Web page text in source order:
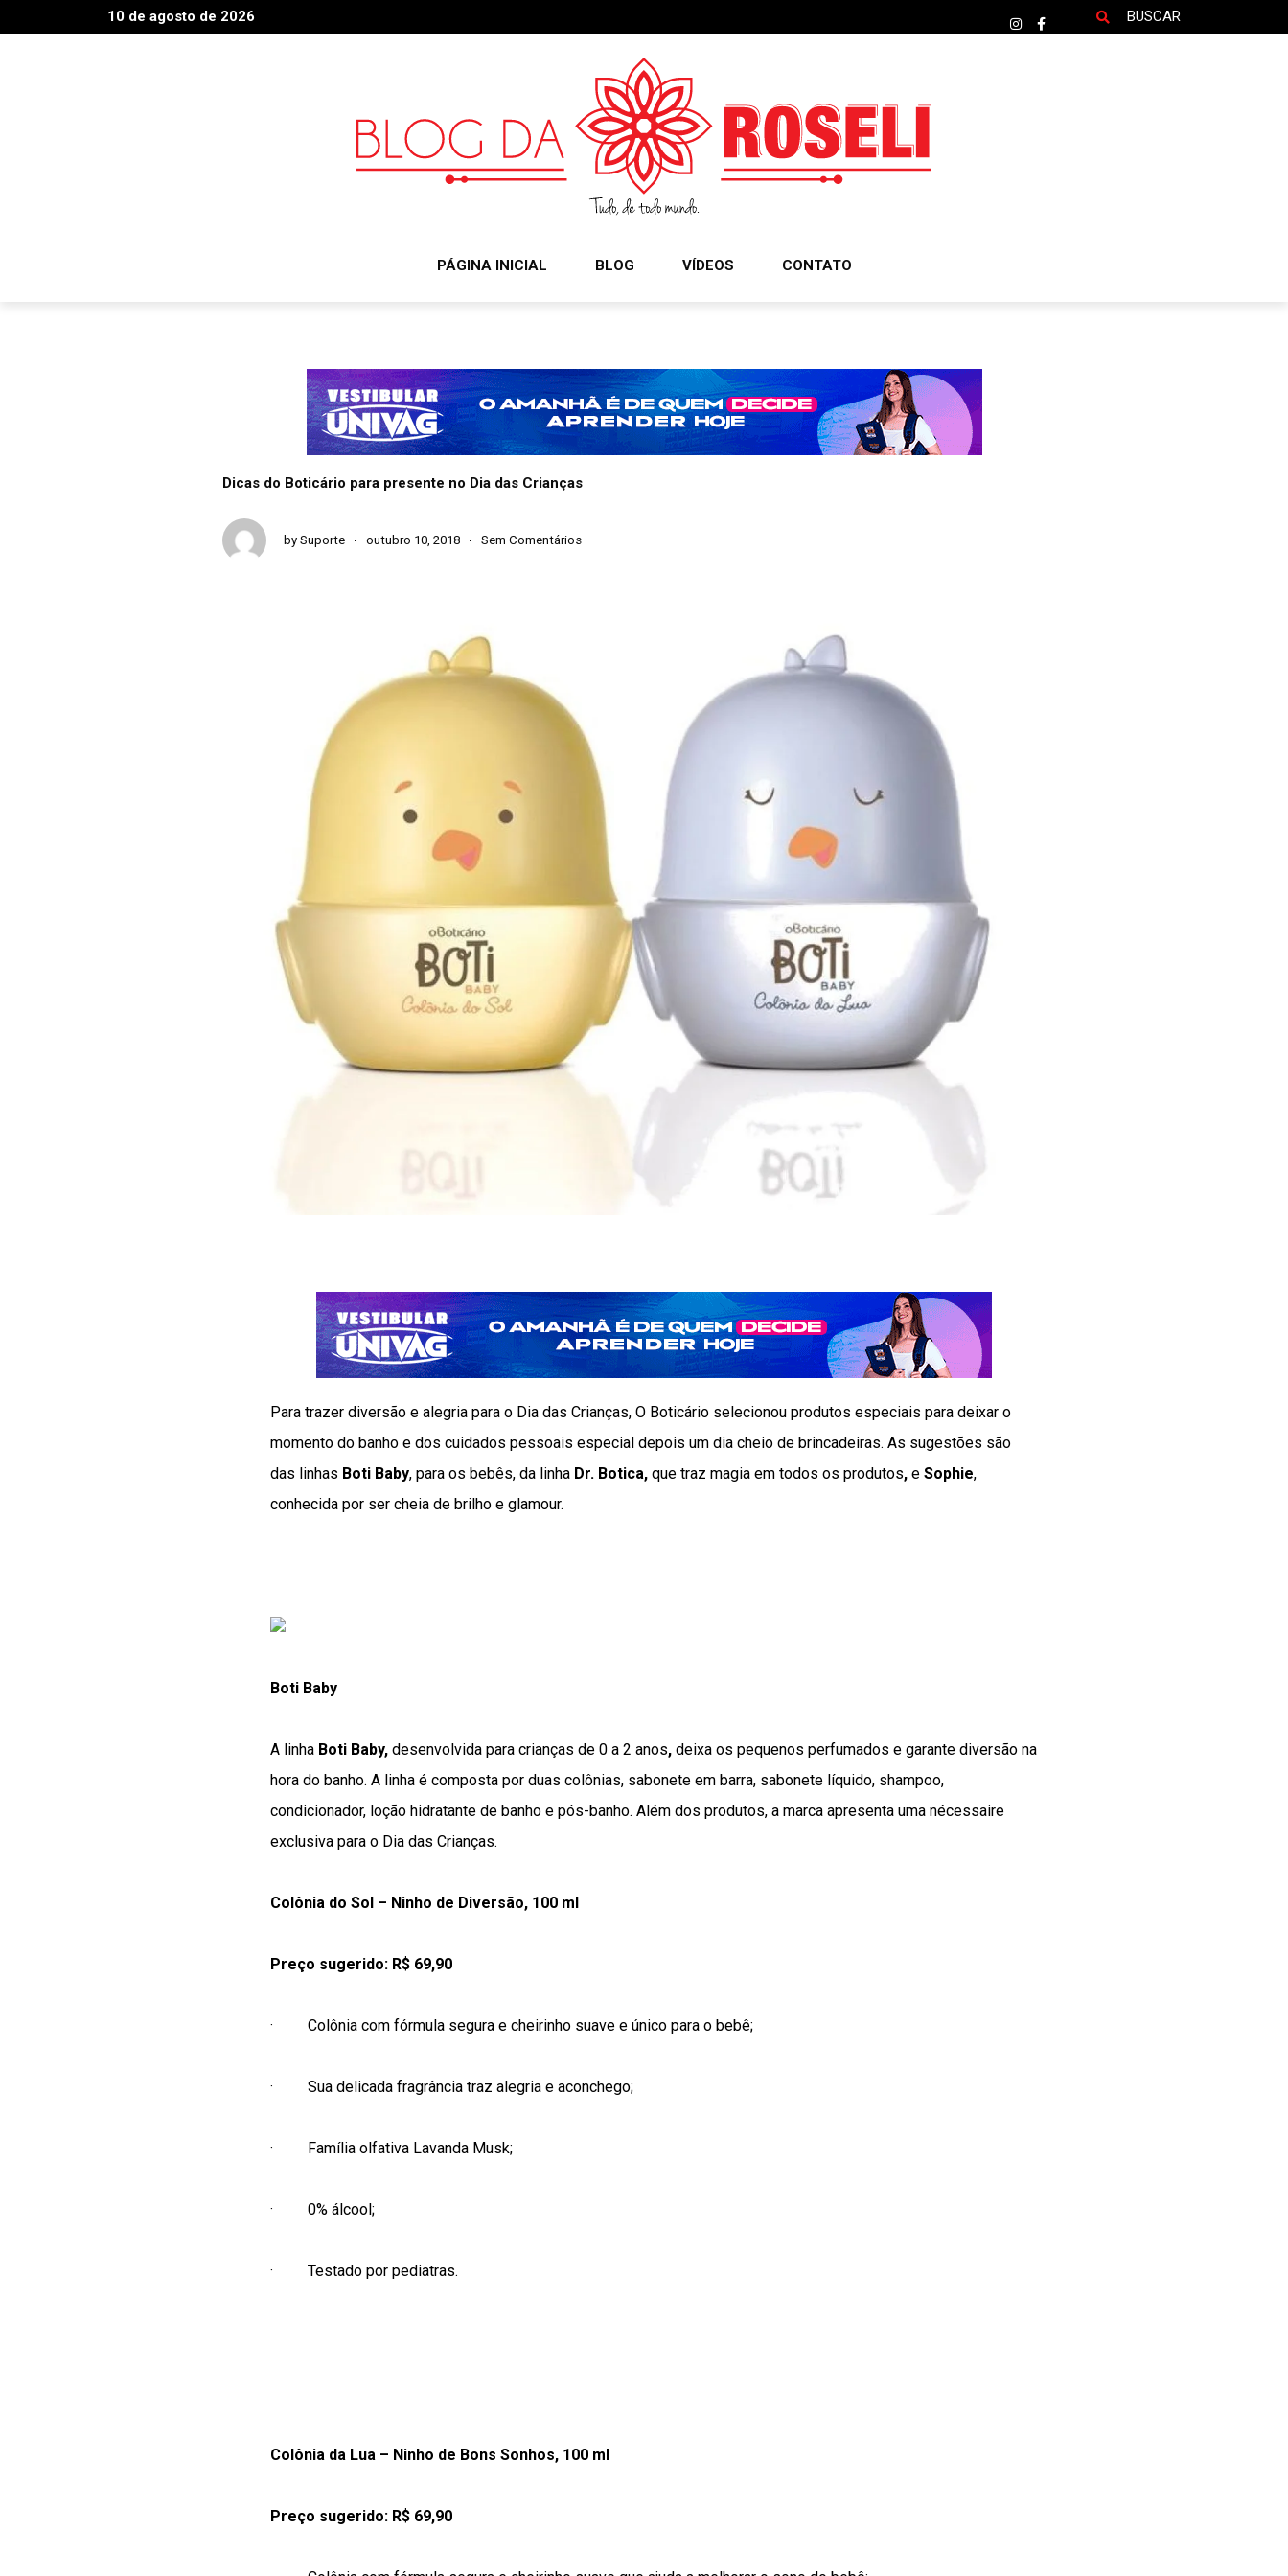
10 de agosto de 2026 BUSCAR
PÁGINA INICIAL BLOG VÍDEOS CONTATO
Dicas do Boticário para presente no Dia das Crianças
by Suporte outubro 10, 2018 Sem Comentários
Para trazer diversão e alegria para o Dia das Crianças, O Boticário selecionou produtos especiais para deixar o
momento do banho e dos cuidados pessoais especial depois um dia cheio de brincadeiras. As sugestões são
das linhas Boti Baby, para os bebês, da linha Dr. Botica, que traz magia em todos os produtos, e Sophie,
conhecida por ser cheia de brilho e glamour.
Boti Baby
A linha Boti Baby, desenvolvida para crianças de 0 a 2 anos, deixa os pequenos perfumados e garante diversão na
hora do banho. A linha é composta por duas colônias, sabonete em barra, sabonete líquido, shampoo,
condicionador, loção hidratante de banho e pós-banho. Além dos produtos, a marca apresenta uma nécessaire
exclusiva para o Dia das Crianças.
Colônia do Sol – Ninho de Diversão, 100 ml
Preço sugerido: R$ 69,90
· Colônia com fórmula segura e cheirinho suave e único para o bebê;
· Sua delicada fragrância traz alegria e aconchego;
· Família olfativa Lavanda Musk;
· 0% álcool;
· Testado por pediatras.
Colônia da Lua – Ninho de Bons Sonhos, 100 ml
Preço sugerido: R$ 69,90